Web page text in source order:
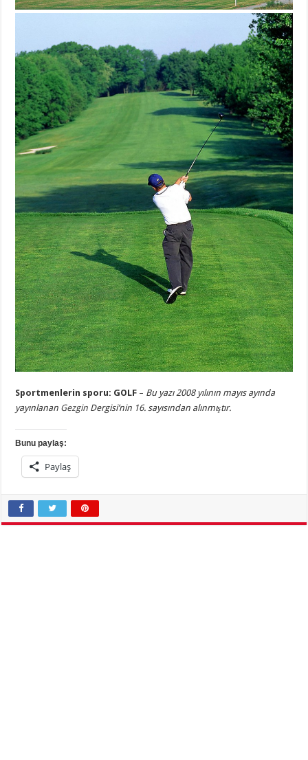
Sportmenlerin sporu: GOLF – Bu yazı 2008 yılının mayısayında
yayınlanan Gezgin Dergisi’nin 16. sayısından alınmıştır.
Bunu paylaş:
Paylaş